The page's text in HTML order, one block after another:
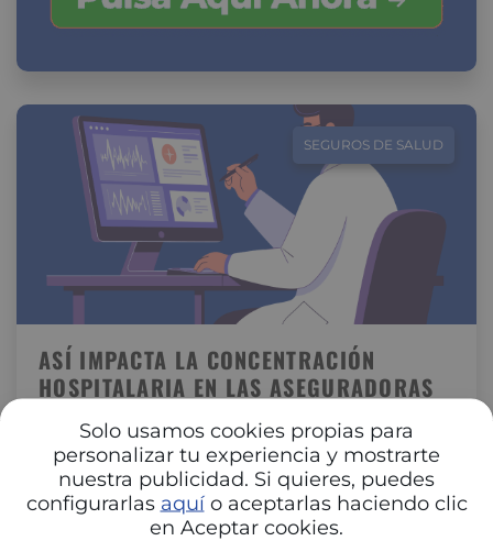
Solo usamos cookies propias para
personalizar tu experiencia y mostrarte
nuestra publicidad. Si quieres, puedes
configurarlas aquío aceptarlas haciendo clic
en Aceptar cookies.
SEGUROS DE SALUD
ASÍ IMPACTA LA CONCENTRACIÓN
HOSPITALARIA EN LAS ASEGURADORAS
DE SALUD
El proceso de concentración hospitalaria que vive
España está transformando la relación entre
hospitales y aseguradoras. La unión de centros…